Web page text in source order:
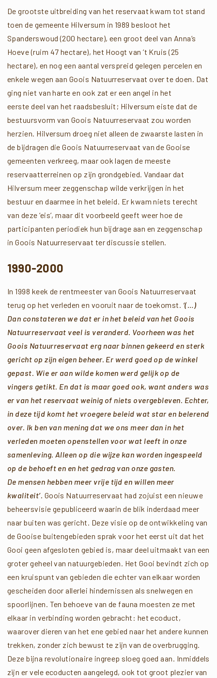
De grootste uitbreiding van het reservaat kwam tot stand
toen de gemeente Hilversum in 1989 besloot het
Spanderswoud (200 hectare), een groot deel van Anna’s
Hoeve (ruim 47 hectare), het Hoogt van ’t Kruis (25
hectare), en nog een aantal verspreid gelegen percelen en
enkele wegen aan Goois Natuurreservaat over te doen. Dat
ging niet van harte en ook zat er een angel in het
eerste deel van het raadsbesluit; Hilversum eiste dat de
bestuursvorm van Goois Natuurreservaat zou worden
herzien. Hilversum droeg niet alleen de zwaarste lasten in
de bijdragen die Goois Natuurreservaat van de Gooise
gemeenten verkreeg, maar ook lagen de meeste
reservaatterreinen op zijn grondgebied. Vandaar dat
Hilversum meer zeggenschap wilde verkrijgen in het
bestuur en daarmee in het beleid. Er kwam niets terecht
van deze ‘eis’, maar dit voorbeeld geeft weer hoe de
participanten periodiek hun bijdrage aan en zeggenschap
in Goois Natuurreservaat ter discussie stellen.
1990-2000
In 1998 keek de rentmeester van Goois Natuurreservaat
terug op het verleden en vooruit naar de toekomst. ‘(…)
Dan constateren we dat er in het beleid van het Goois
Natuurreservaat veel is veranderd. Voorheen was het
Goois Natuurreservaat erg naar binnen gekeerd en sterk
gericht op zijn eigen beheer. Er werd goed op de winkel
gepast. Wie er aan wilde komen werd gelijk op de
vingers getikt. En dat is maar goed ook, want anders was
er van het reservaat weinig of niets overgebleven. Echter,
in deze tijd komt het vroegere beleid wat star en belerend
over. Ik ben van mening dat we ons meer dan in het
verleden moeten openstellen voor wat leeft in onze
samenleving. Alleen op die wijze kan worden ingespeeld
op de behoeft en en het gedrag van onze gasten.
De mensen hebben meer vrije tijd en willen meer
kwaliteit’. Goois Natuurreservaat had zojuist een nieuwe
beheersvisie gepubliceerd waarin de blik inderdaad meer
naar buiten was gericht. Deze visie op de ontwikkeling van
de Gooise buitengebieden sprak voor het eerst uit dat het
Gooi geen afgesloten gebied is, maar deel uitmaakt van een
groter geheel van natuurgebieden. Het Gooi bevindt zich op
een kruispunt van gebieden die echter van elkaar worden
gescheiden door allerlei hindernissen als snelwegen en
spoorlijnen. Ten behoeve van de fauna moesten ze met
elkaar in verbinding worden gebracht: het ecoduct,
waarover dieren van het ene gebied naar het andere kunnen
trekken, zonder zich bewust te zijn van de overbrugging.
Deze bijna revolutionaire ingreep sloeg goed aan. Inmiddels
zijn er vele ecoducten aangelegd, ook tot groot plezier van